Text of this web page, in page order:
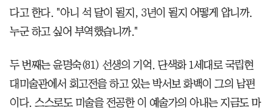
다고 한다. "아니 석 달이 될지, 3년이 될지 어떻게 압니까.
누군 하고 싶어 부역했습니까."
두 번째는 윤명숙(81) 선생의 기억. 단색화 1세대로 국립현
대미술관에서 회고전을 하고 있는 박서보 화백이 그의 남편
이다. 스스로도 미술을 전공한 이 예술가의 아내는 지금도 마